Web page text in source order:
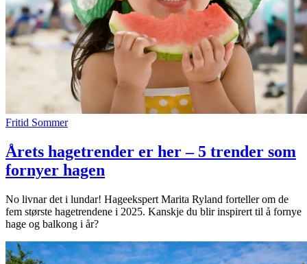
Fritid Sommer
Årets hagetrender er her – 5 trender som
fornyer hagen
No livnar det i lundar! Hageekspert Marita Ryland forteller om de
fem største hagetrendene i 2025. Kanskje du blir inspirert til å fornye
hage og balkong i år?